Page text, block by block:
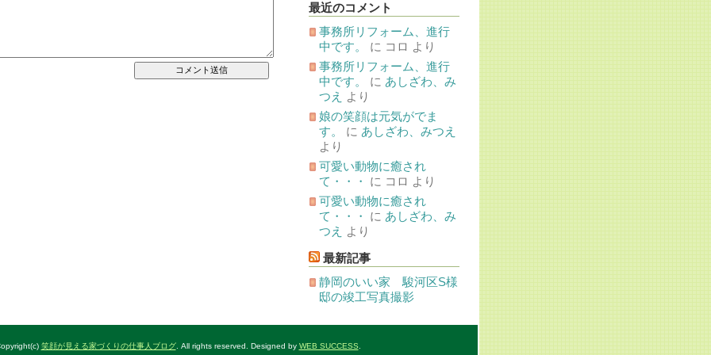
稿
最近のコメント
事務所リフォーム、進行
中です。
に コロ より
事務所リフォーム、進行
中です。
に あしざわ、み
つえ
より
娘の笑顔は元気がでま
す。
に あしざわ、みつえ
より
可愛い動物に癒され
て・・・
に コロ より
可愛い動物に癒され
て・・・
に あしざわ、み
つえ
より
最新記事
静岡のいい家 駿河区S様
邸の竣工写真撮影
笑顔が見える家づくりの仕事人ブログ. All rights reserved. Designed by WEB SUCCESS